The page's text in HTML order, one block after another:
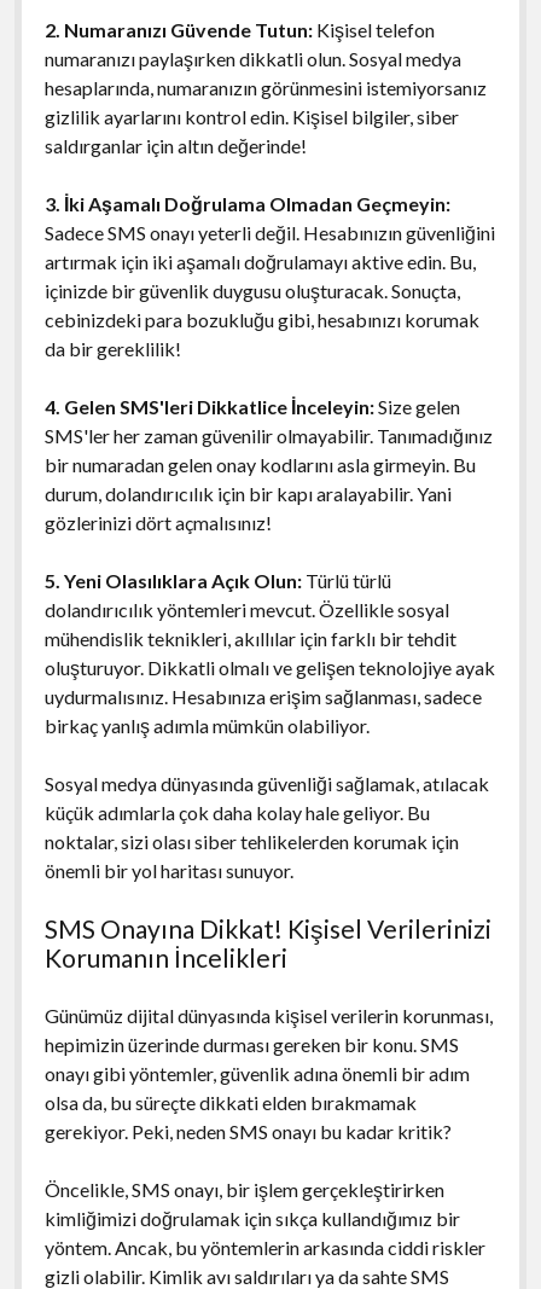
2. Numaranızı Güvende Tutun:Kişisel telefon
numaranızı paylaşırken dikkatli olun. Sosyal medya
hesaplarında, numaranızın görünmesini istemiyorsanız
gizlilik ayarlarını kontrol edin. Kişisel bilgiler, siber
saldırganlar için altın değerinde!
3. İki Aşamalı Doğrulama Olmadan Geçmeyin:
Sadece SMS onayı yeterli değil. Hesabınızın güvenliğini
artırmak için iki aşamalı doğrulamayı aktive edin. Bu,
içinizde bir güvenlik duygusu oluşturacak. Sonuçta,
cebinizdeki para bozukluğu gibi, hesabınızı korumak
da bir gereklilik!
4. Gelen SMS'leri Dikkatlice İnceleyin:Size gelen
SMS'ler her zaman güvenilir olmayabilir. Tanımadığınız
bir numaradan gelen onay kodlarını asla girmeyin. Bu
durum, dolandırıcılık için bir kapı aralayabilir. Yani
gözlerinizi dört açmalısınız!
5. Yeni Olasılıklara Açık Olun:Türlü türlü
dolandırıcılık yöntemleri mevcut. Özellikle sosyal
mühendislik teknikleri, akıllılar için farklı bir tehdit
oluşturuyor. Dikkatli olmalı ve gelişen teknolojiye ayak
uydurmalısınız. Hesabınıza erişim sağlanması, sadece
birkaç yanlış adımla mümkün olabiliyor.
Sosyal medya dünyasında güvenliği sağlamak, atılacak
küçük adımlarla çok daha kolay hale geliyor. Bu
noktalar, sizi olası siber tehlikelerden korumak için
önemli bir yol haritası sunuyor.
SMS Onayına Dikkat! Kişisel Verilerinizi
Korumanın İncelikleri
Günümüz dijital dünyasında kişisel verilerin korunması,
hepimizin üzerinde durması gereken bir konu. SMS
onayı gibi yöntemler, güvenlik adına önemli bir adım
olsa da, bu süreçte dikkati elden bırakmamak
gerekiyor. Peki, neden SMS onayı bu kadar kritik?
Öncelikle, SMS onayı, bir işlem gerçekleştirirken
kimliğimizi doğrulamak için sıkça kullandığımız bir
yöntem. Ancak, bu yöntemlerin arkasında ciddi riskler
gizli olabilir. Kimlik avı saldırıları ya da sahte SMS